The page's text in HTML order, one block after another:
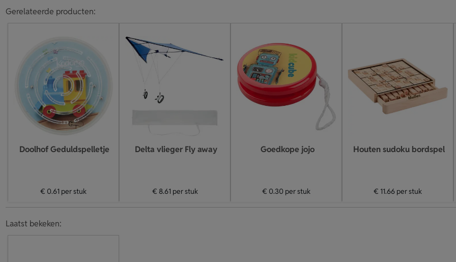
Gerelateerde producten:
Doolhof Geduldspelletje
€ 0.61 per stuk
Delta vlieger Fly away
€ 8.61 per stuk
Goedkope jojo
€ 0.30 per stuk
Houten sudoku bordspel
€ 11.66 per stuk
Laatst bekeken: